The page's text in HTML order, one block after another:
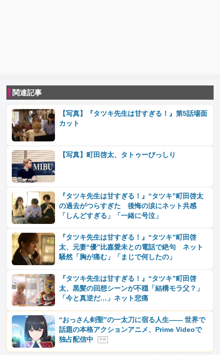
関連記事
【写真】『タツキ先生は甘すぎる！』第5話場面
カット
【写真】町田啓太、タトゥーびっしり
『タツキ先生は甘すぎる！』“タツキ”町田啓太
の過去がつらすぎた 後悔の涙にネット共感
「しんどすぎる」「一緒に号泣」
『タツキ先生は甘すぎる！』“タツキ”町田啓
太、元妻“優”比嘉愛未との電話で絶句 ネット
騒然「胸が痛む」「まじで何したの」
『タツキ先生は甘すぎる！』“タツキ”町田啓
太、黒髪の回想シーンが不穏「結構モラ父？」
「今と真逆だ…」ネット悲痛
“おっさん剣聖”の一太刀に宿る人生―― 世界で
話題の本格アクションアニメ、Prime Videoで
独占配信中
P R